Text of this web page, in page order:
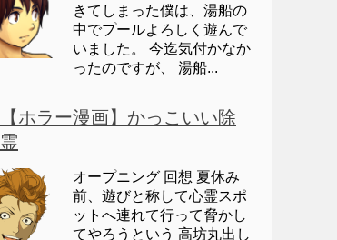
きてしまった僕は、湯船の
中でプールよろしく遊んで
いました。 今迄気付かなか
ったのですが、 湯船...
【ホラー漫画】かっこいい除
霊
オープニング 回想 夏休み
前、遊びと称して心霊スポ
ットへ連れて行って脅かし
てやろうという 高坊丸出し